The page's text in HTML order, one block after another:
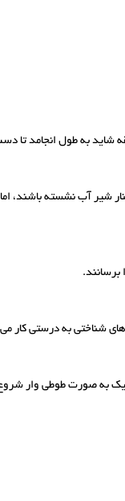
شاید به طول انجامد تا
آب نشسته باشند، اما
شناختی به درستی کار
به صورت طوطی وار